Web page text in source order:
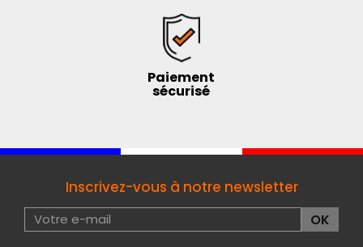
Paiement
sécurisé
Inscrivez-vous à notre newsletter